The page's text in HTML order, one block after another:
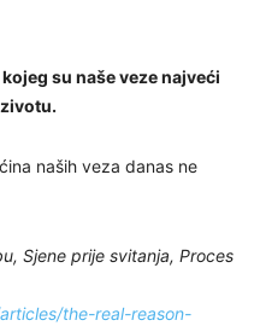
su naše veze najveći
naših veza danas ne
Sjene prije svitanja, Proces
the-real-reason-